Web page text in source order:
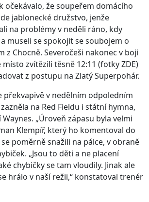
očekávalo, že soupeřem domácího
jablonecké družstvo, jenže
na problémy v neděli ráno, kdy
museli se spokojit se soubojem o
z Chocně. Severočeši nakonec v boji
zvítězili těsně 12:11 (fotky ZDE)
z postupu na Zlatý Superpohár.
překvapivě v nedělním odpoledním
na Red Fieldu i státní hymna,
„Úroveň zápasu byla velmi
Klempíř, který ho komentoval do
poměrně snažili na pálce, v obraně
„Jsou to děti a ne placení
chybičky se tam vloudily. Jinak ale
hrálo v naší režii,“ konstatoval trenér